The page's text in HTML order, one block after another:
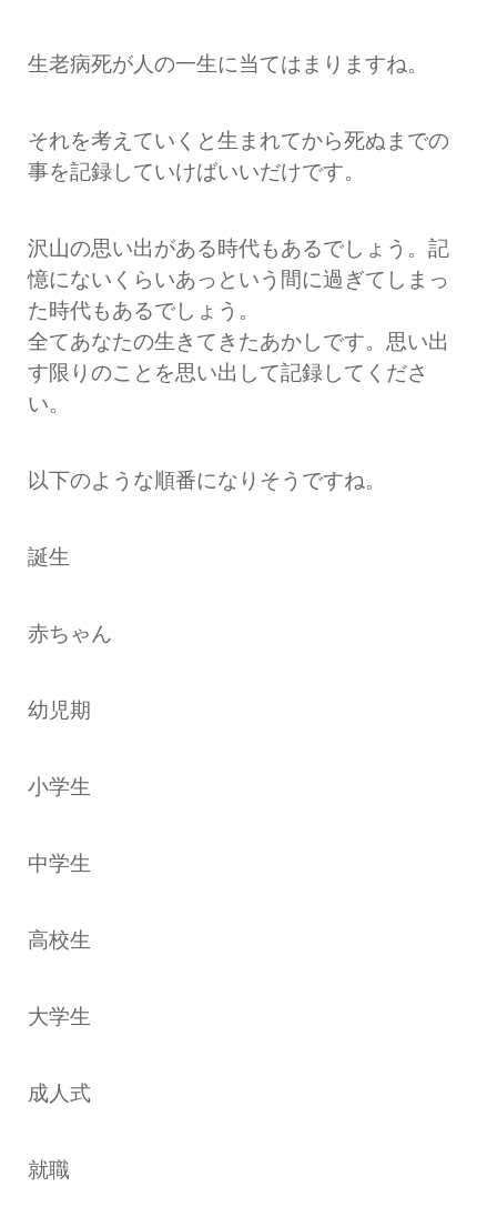
生老病死が人の一生に当てはまりますね。
それを考えていくと生まれてから死ぬまでの
事を記録していけばいいだけです。
沢山の思い出がある時代もあるでしょう。記
憶にないくらいあっという間に過ぎてしまっ
た時代もあるでしょう。
全てあなたの生きてきたあかしです。思い出
す限りのことを思い出して記録してくださ
い。
以下のような順番になりそうですね。
誕生
赤ちゃん
幼児期
小学生
中学生
高校生
大学生
成人式
就職